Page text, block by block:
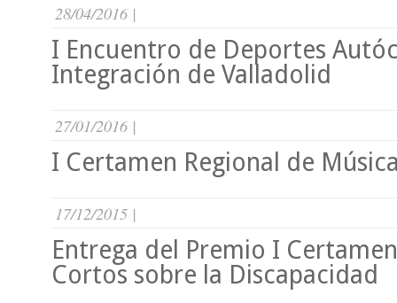
28/04/2016 |
I Encuentro de Deportes
Integración de Valladolid
27/01/2016 |
I Certamen Regional de
17/12/2015 |
Entrega del Premio I
Cortos sobre la Discapacidad